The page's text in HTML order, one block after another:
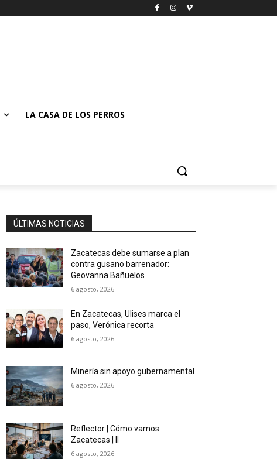
LA CASA DE LOS PERROS
ÚLTIMAS NOTICIAS
Zacatecas debe sumarse a plan
contra gusano barrenador:
Geovanna Bañuelos
6 agosto, 2026
En Zacatecas, Ulises marca el
paso, Verónica recorta
6 agosto, 2026
Minería sin apoyo gubernamental
6 agosto, 2026
Reflector | Cómo vamos
Zacatecas | II
6 agosto, 2026